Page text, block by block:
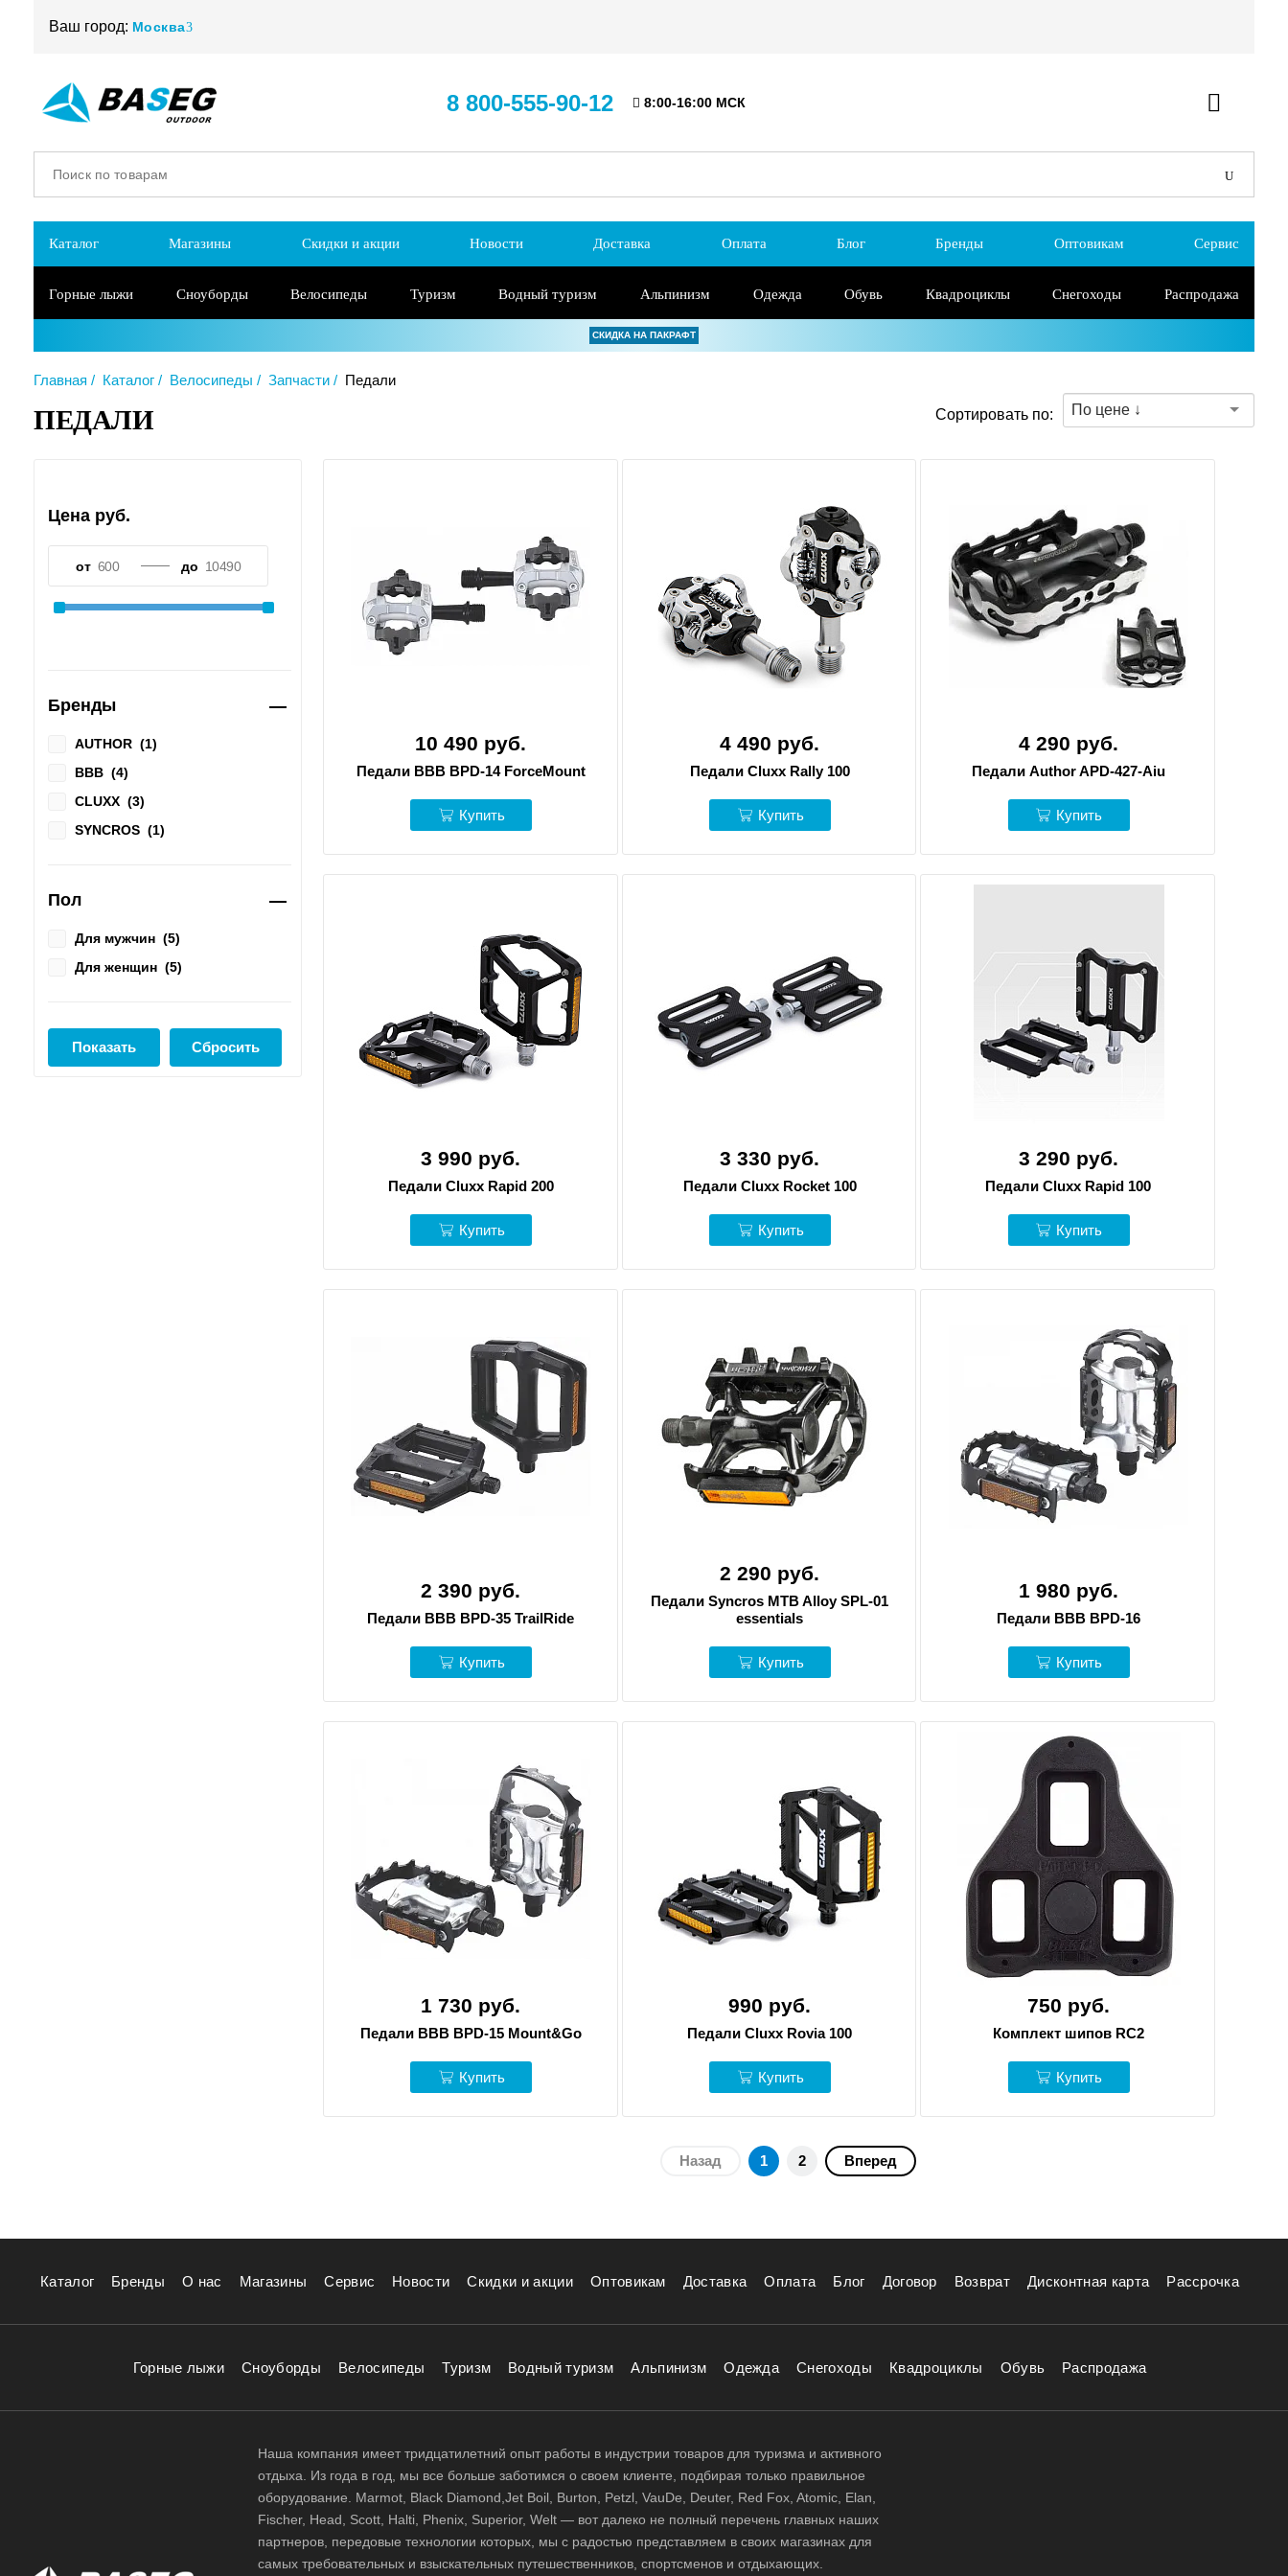
Ваш город: Москва
8 800-555-90-12 8:00-16:00 МСК
Каталог Магазины Скидки и акции Новости Доставка Оплата Блог Бренды Оптовикам Сервис
Горные лыжи Сноуборды Велосипеды Туризм Водный туризм Альпинизм Одежда Обувь Квадроциклы Снегоходы Распродажа
СКИДКА НА ПАКРАФТ
Главная Каталог Велосипеды Запчасти Педали
ПЕДАЛИ Сортировать по: По цене ↓
Цена руб.
от до
Бренды
AUTHOR (1)
BBB (4)
CLUXX (3)
SYNCROS (1)
Пол
Для мужчин (5)
Для женщин (5)
10 490 руб.
Педали BBB BPD-14 ForceMount
Купить
4 490 руб.
Педали Cluxx Rally 100
Купить
4 290 руб.
Педали Author APD-427-Aiu
Купить
3 990 руб.
Педали Cluxx Rapid 200
Купить
3 330 руб.
Педали Cluxx Rocket 100
Купить
3 290 руб.
Педали Cluxx Rapid 100
Купить
2 390 руб.
Педали BBB BPD-35 TrailRide
Купить
2 290 руб.
Педали Syncros MTB Alloy SPL-01
essentials
Купить
1 980 руб.
Педали BBB BPD-16
Купить
1 730 руб.
Педали BBB BPD-15 Mount&Go
Купить
990 руб.
Педали Cluxx Rovia 100
Купить
750 руб.
Комплект шипов RC2
Купить
Назад 1 2 Вперед
Каталог Бренды О нас Магазины Сервис Новости Скидки и акции Оптовикам Доставка Оплата Блог Договор Возврат Дисконтная карта Рассрочка
Горные лыжи Сноуборды Велосипеды Туризм Водный туризм Альпинизм Одежда Снегоходы Квадроциклы Обувь Распродажа
Наша компания имеет тридцатилетний опыт работы в индустрии товаров для туризма и активного
отдыха. Из года в год, мы все больше заботимся о своем клиенте, подбирая только правильное
оборудование. Marmot, Black Diamond,Jet Boil, Burton, Petzl, VauDe, Deuter, Red Fox, Atomic, Elan,
Fischer, Head, Scott, Halti, Phenix, Superior, Welt — вот далеко не полный перечень главных наших
партнеров, передовые технологии которых, мы с радостью представляем в своих магазинах для
самых требовательных и взыскательных путешественников, спортсменов и отдыхающих.